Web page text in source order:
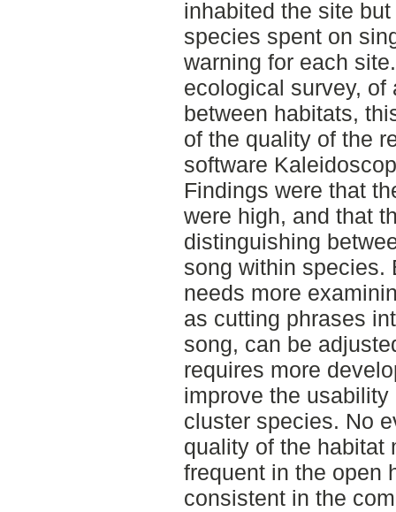
inhabited the site
species spent on
warning for each
ecological survey,
between habitats,
of the quality of the
software
Findings were that
were high, and that
distinguishing
song within species.
needs more
as cutting phrases
song, can be
requires more
improve the usability
cluster species. No
quality of the habitat
frequent in the open
consistent in the